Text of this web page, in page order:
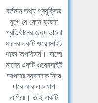
বর্তমান তথ্য প্রযুক্তির
যুগে যে কোন ব্যবসা
প্রতিষ্ঠানের জন্য ভালো
মানের একটি ওয়েবসাইট
থাকা অপরিহার্য। ভালো
মানের একটি ওয়েবসাইট
আপনার ব্যবসাকে নিয়ে
যাবে আর এক ধাপ
এগিয়ে। তাই একটি